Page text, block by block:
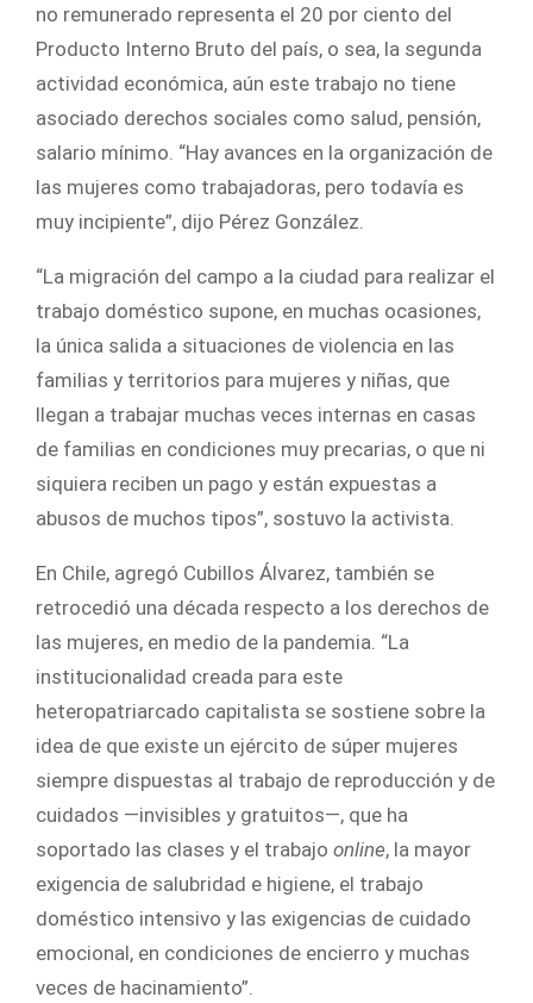
no remunerado representa el 20 por ciento del
Producto Interno Bruto del país, o sea, la segunda
actividad económica, aún este trabajo no tiene
asociado derechos sociales como salud, pensión,
salario mínimo. “Hay avances en la organización de
las mujeres como trabajadoras, pero todavía es
muy incipiente”, dijo Pérez González.
“La migración del campo a la ciudad para realizar el
trabajo doméstico supone, en muchas ocasiones,
la única salida a situaciones de violencia en las
familias y territorios para mujeres y niñas, que
llegan a trabajar muchas veces internas en casas
de familias en condiciones muy precarias, o que ni
siquiera reciben un pago y están expuestas a
abusos de muchos tipos”, sostuvo la activista.
En Chile, agregó Cubillos Álvarez, también se
retrocedió una década respecto a los derechos de
las mujeres, en medio de la pandemia. “La
institucionalidad creada para este
heteropatriarcado capitalista se sostiene sobre la
idea de que existe un ejército de súper mujeres
siempre dispuestas al trabajo de reproducción y de
cuidados —invisibles y gratuitos—, que ha
soportado las clases y el trabajo online, la mayor
exigencia de salubridad e higiene, el trabajo
doméstico intensivo y las exigencias de cuidado
emocional, en condiciones de encierro y muchas
veces de hacinamiento”.